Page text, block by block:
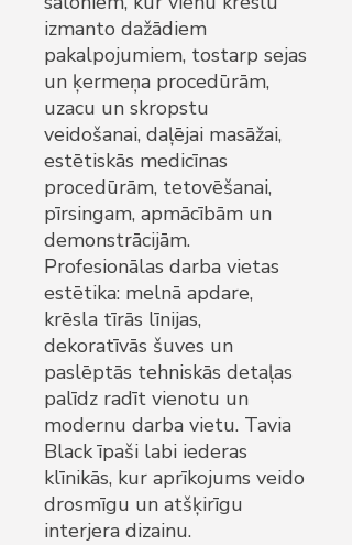
izmanto dažādiem
pakalpojumiem, tostarp sejas
un ķermeņa procedūrām,
uzacu un skropstu
veidošanai, daļējai masāžai,
estētiskās medicīnas
procedūrām, tetovēšanai,
pīrsingam, apmācībām un
demonstrācijām.
Profesionālas darba vietas
estētika: melnā apdare,
krēsla tīrās līnijas,
dekoratīvās šuves un
paslēptās tehniskās detaļas
palīdz radīt vienotu un
modernu darba vietu. Tavia
Black īpaši labi iederas
klīnikās, kur aprīkojums veido
drosmīgu un atšķirīgu
interjera dizainu.